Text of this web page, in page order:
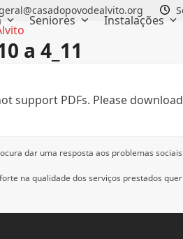
Seniores Instalações
a 4_11
support PDFs. Please
dar uma resposta aos problemas
na qualidade dos serviços prestados